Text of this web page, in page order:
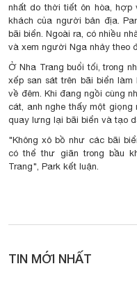
nhất do thời tiết ôn hòa,
khách của người bản địa.
bãi biển. Ngoài ra, có nhiều
và xem người Nga nhảy theo
Ở Nha Trang buổi tối, trong
xếp san sát trên bãi biển
về đêm. Khi đang ngồi cùng
cát, anh nghe thấy một giọng
quay lưng lại bãi biển và tạo
"Không xô bồ như các bãi
có thể thư giãn trong bầu
Trang", Park kết luận.
TIN MỚI NHẤT